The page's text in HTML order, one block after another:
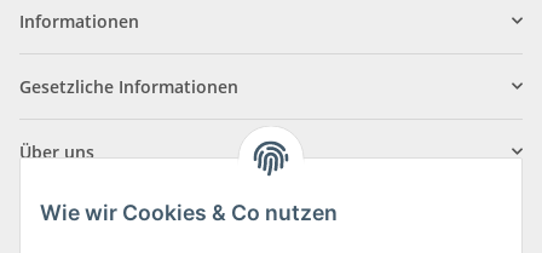
Informationen
Gesetzliche Informationen
Über uns
Wie wir Cookies & Co nutzen